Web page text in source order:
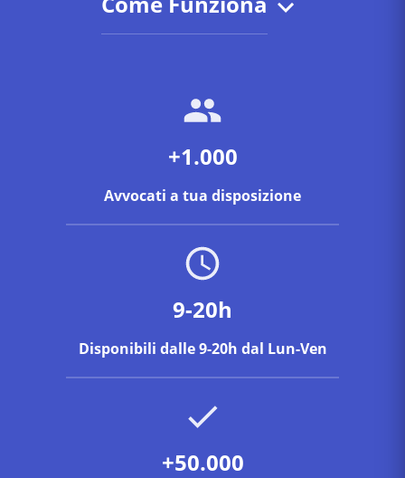
+1.000
Avvocati a tua disposizione
9-20h
Disponibili dalle 9-20h dal Lun-Ven
+50.000